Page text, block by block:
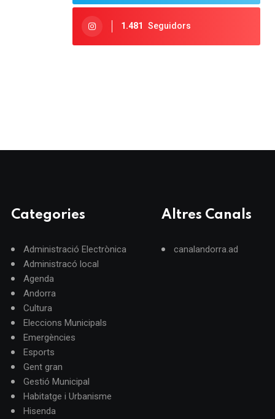
1.481 Seguidors
Categories
Administració Electrònica
Administracó local
Agenda
Andorra
Cultura
Eleccions Municipals
Emergències
Esports
Gent gran
Gestió Municipal
Habitatge i Urbanisme
Hisenda
Altres Canals
canalandorra.ad